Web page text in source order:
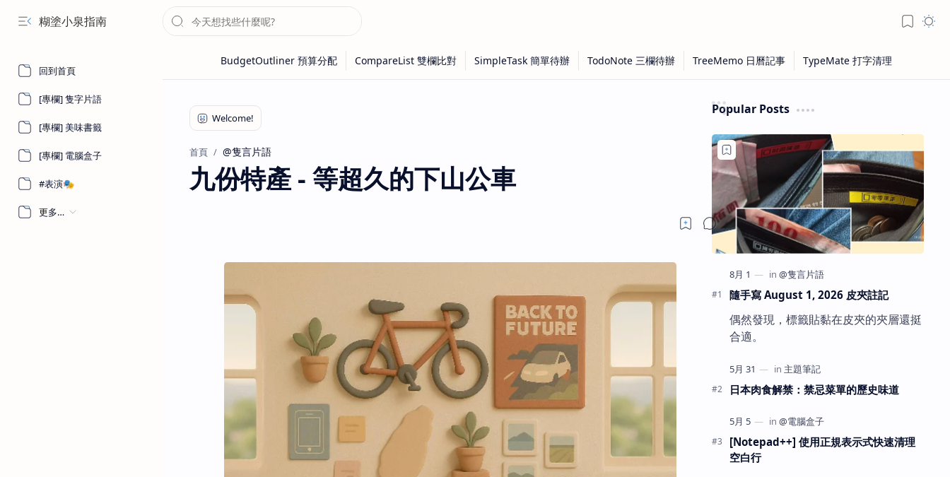
糊塗小泉指南
回到首頁
[專欄] 隻字片語
[專欄] 美味書籤
[專欄] 電腦盒子
#表演🎭
更多…
首頁 @隻言片語
九份特產 - 等超久的下山公車
Popular Posts
隨手寫 August 1, 2026 皮夾註記
偶然發現，標籤貼黏在皮夾的夾層還挺
合適。
日本肉食解禁：禁忌菜單的歷史味道
[Notepad++] 使用正規表示式快速清理
空白行